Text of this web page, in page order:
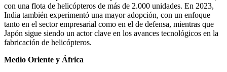
con una flota de helicópteros de más de 2.000 unidades. En 2023,
India también experimentó una mayor adopción, con un enfoque
tanto en el sector empresarial como en el de defensa, mientras que
Japón sigue siendo un actor clave en los avances tecnológicos en la
fabricación de helicópteros.
Medio Oriente y África